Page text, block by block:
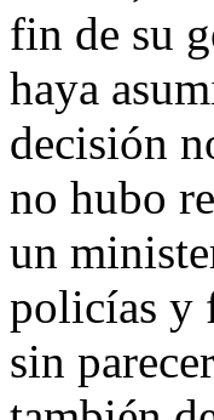
fin de su
haya
decisión
no hubo
un
policías y
sin